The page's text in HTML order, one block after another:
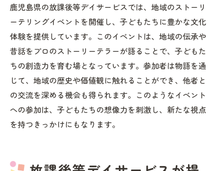
鹿児島県の放課後等デイサービスでは、地域のストーリ
ーテリングイベントを開催し、子どもたちに豊かな文化
体験を提供しています。このイベントは、地域の伝承や
昔話をプロのストーリーテラーが語ることで、子どもた
ちの創造力を育む場となっています。参加者は物語を通
じて、地域の歴史や価値観に触れることができ、他者と
の交流を深める機会も得られます。このようなイベント
への参加は、子どもたちの想像力を刺激し、新たな視点
を持つきっかけにもなります。